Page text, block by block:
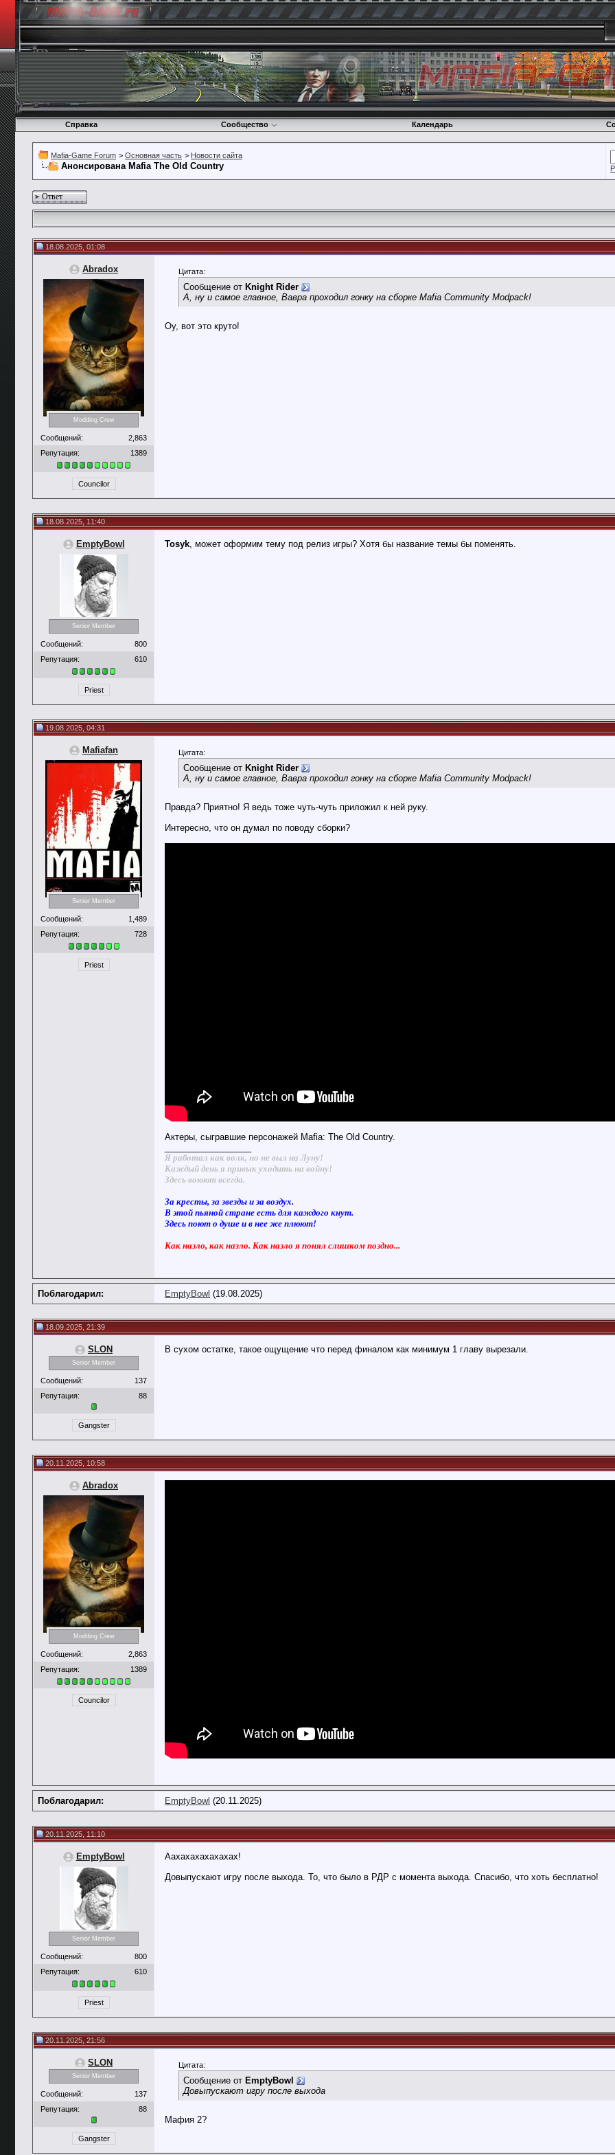
Справка Сообщество Календарь
Mafia-Game Forum > Основная часть > Новости сайта
Анонсирована Mafia The Old Country
Ответ
18.08.2025, 01:08
Abradox
Modding Crew
Сообщений:
2,863
Репутация:
1389
Councilor
Цитата:
Сообщение от Knight Rider
А, ну и самое главное, Вавра проходил гонку на сборке Mafia Community Modpack!
Оу, вот это круто!
18.08.2025, 11:40
EmptyBowl
Senior Member
Сообщений:
800
Репутация:
610
Priest
Tosyk, может оформим тему под релиз игры? Хотя бы название темы бы поменять.
19.08.2025, 04:31
Mafiafan
Senior Member
Сообщений:
1,489
Репутация:
728
Priest
Цитата:
Сообщение от Knight Rider
А, ну и самое главное, Вавра проходил гонку на сборке Mafia Community Modpack!
Правда? Приятно! Я ведь тоже чуть-чуть приложил к ней руку.
Интересно, что он думал по поводу сборки?
Актеры, сыгравшие персонажей Mafia: The Old Country.
Я работал как волк, но не выл на Луну!
Каждый день я привык уходить на войну!
Здесь воюют всегда.
За кресты, за звезды и за воздух.
В этой пьяной стране есть для каждого кнут.
Здесь поют о душе и в нее же плюют!
Как назло, как назло. Как назло я понял слишком поздно...
Поблагодарил: EmptyBowl (19.08.2025)
18.09.2025, 21:39
SLON
Senior Member
Сообщений:
137
Репутация:
88
Gangster
В сухом остатке, такое ощущение что перед финалом как минимум 1 главу вырезали.
20.11.2025, 10:58
Abradox
Modding Crew
Сообщений:
2,863
Репутация:
1389
Councilor
Поблагодарил: EmptyBowl (20.11.2025)
20.11.2025, 11:10
EmptyBowl
Senior Member
Сообщений:
800
Репутация:
610
Priest
Аахахахахахахах!
Довыпускают игру после выхода. То, что было в РДР с момента выхода. Спасибо, что хоть бесплатно!
20.11.2025, 21:56
SLON
Senior Member
Сообщений:
137
Репутация:
88
Gangster
Цитата:
Сообщение от EmptyBowl
Довыпускают игру после выхода
Мафия 2?